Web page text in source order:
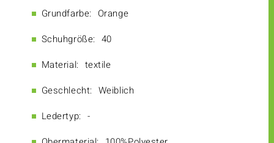
Grundfarbe: Orange
Schuhgröße: 40
Material: textile
Geschlecht: Weiblich
Ledertyp: -